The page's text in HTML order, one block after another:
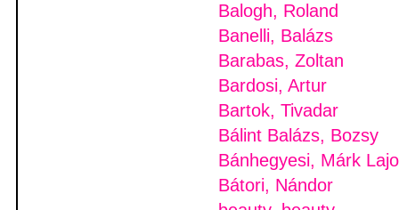
Balogh, Roland
Banelli, Balázs
Barabas, Zoltan
Bardosi, Artur
Bartok, Tivadar
Bálint Balázs, Bozsy
Bánhegyesi, Márk
Bátori, Nándor